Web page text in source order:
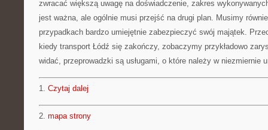
zwracać większą uwagę na doświadczenie, zakres
jest ważna, ale ogólnie musi przejść na drugi plan. Musimy
przypadkach bardzo umiejętnie zabezpieczyć swój majątek.
kiedy transport Łódź się zakończy, zobaczymy przykładowo
widać, przeprowadzki są usługami, o które należy w niezmiernie
1. Czytaj dalej
2. mapa strony